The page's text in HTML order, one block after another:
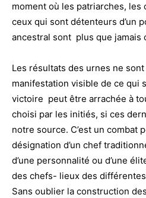
moment où les patriarches,
ceux qui sont détenteurs d’un
ancestral sont plus que jamais
Les résultats des urnes ne
manifestation visible de ce qui
victoire peut être arrachée à
choisi par les initiés, si ces
notre source. C’est un combat
désignation d’un chef
d’une personnalité ou d’une
des chefs- lieux des
Sans oublier la construction